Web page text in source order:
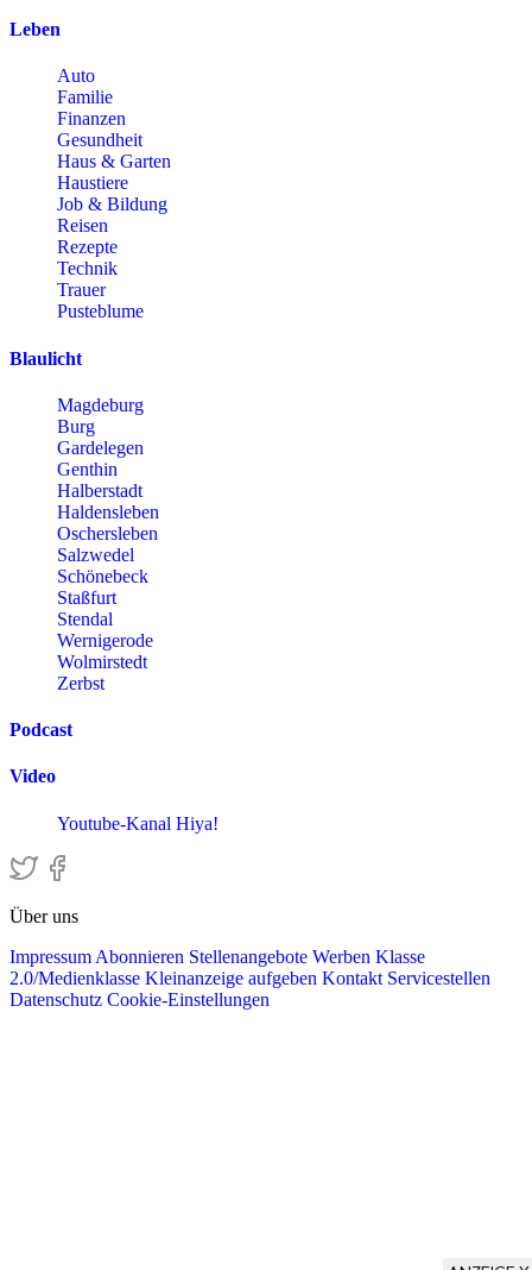
Leben
Auto
Familie
Finanzen
Gesundheit
Haus & Garten
Haustiere
Job & Bildung
Reisen
Rezepte
Technik
Trauer
Pusteblume
Blaulicht
Magdeburg
Burg
Gardelegen
Genthin
Halberstadt
Haldensleben
Oschersleben
Salzwedel
Schönebeck
Staßfurt
Stendal
Wernigerode
Wolmirstedt
Zerbst
Podcast
Video
Youtube-Kanal Hiya!
Über uns
Impressum Abonnieren Stellenangebote Werben Klasse
2.0/Medienklasse Kleinanzeige aufgeben Kontakt Servicestellen
Datenschutz Cookie-Einstellungen